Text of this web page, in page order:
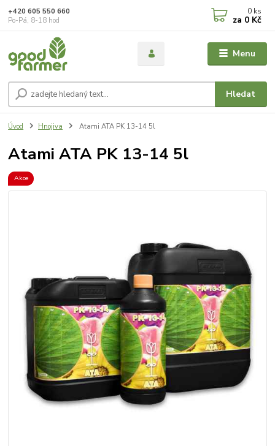
Menu
Hledat
+420 605 550 660
Po-Pá, 8-18 hod
0 ks
za 0 Kč
Úvod Hnojiva Atami ATA PK 13-14 5l
Atami ATA PK 13-14 5l
Akce